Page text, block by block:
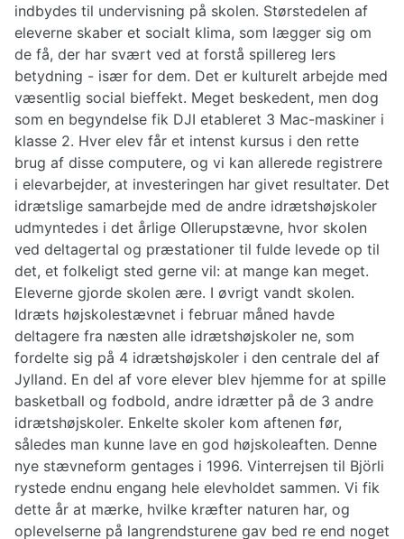
indbydes til undervisning på skolen. Størstedelen af
eleverne skaber et socialt klima, som lægger sig om
de få, der har svært ved at forstå spillereg lers
betydning - især for dem. Det er kulturelt arbejde med
væsentlig social bieffekt. Meget beskedent, men dog
som en begyndelse fik DJI etableret 3 Mac-maskiner i
klasse 2. Hver elev får et intenst kursus i den rette
brug af disse computere, og vi kan allerede registrere
i elevarbejder, at investeringen har givet resultater. Det
idrætslige samarbejde med de andre idrætshøjskoler
udmyntedes i det årlige Ollerupstævne, hvor skolen
ved deltagertal og præstationer til fulde levede op til
det, et folkeligt sted gerne vil: at mange kan meget.
Eleverne gjorde skolen ære. I øvrigt vandt skolen.
Idræts højskolestævnet i februar måned havde
deltagere fra næsten alle idrætshøjskoler ne, som
fordelte sig på 4 idrætshøjskoler i den centrale del af
Jylland. En del af vore elever blev hjemme for at spille
basketball og fodbold, andre idrætter på de 3 andre
idrætshøjskoler. Enkelte skoler kom aftenen før,
således man kunne lave en god højskoleaften. Denne
nye stævneform gentages i 1996. Vinterrejsen til Björli
rystede endnu engang hele elevholdet sammen. Vi fik
dette år at mærke, hvilke kræfter naturen har, og
oplevelserne på langrendsturene gav bed re end noget